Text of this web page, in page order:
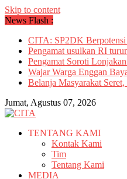
Skip to content
News Flash :
CITA: SP2DK Berpotensi
Pengamat usulkan RI
Pengamat Soroti
Wajar Warga Enggan
Belanja Masyarakat
Jumat, Agustus 07, 2026
TENTANG KAMI
Kontak Kami
Tim
Tentang Kami
MEDIA